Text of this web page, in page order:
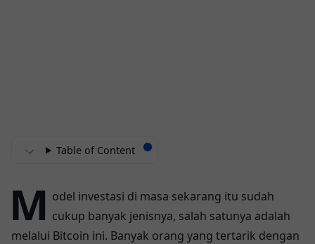
Table of Content
M odel investasi di masa sekarang itu sudah
cukup banyak jenisnya, salah satunya adalah
melalui Bitcoin ini. Banyak orang yang tertarik dengan